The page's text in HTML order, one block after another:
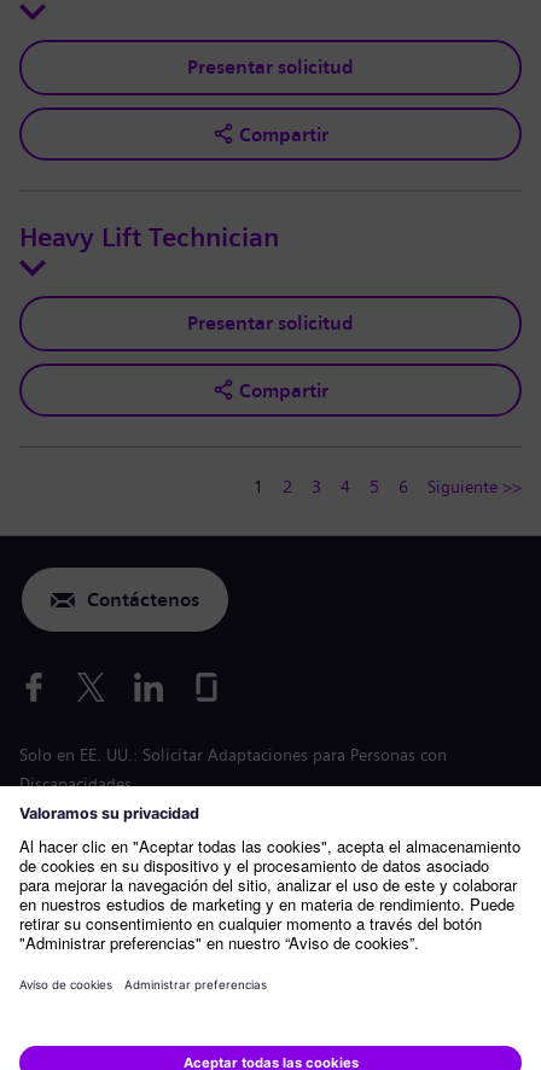
Presentar solicitud
Compartir
Heavy Lift Technician
Presentar solicitud
Compartir
1 2 3 4 5 6 Siguiente >>
Contáctenos
Solo en EE. UU.: Solicitar Adaptaciones para Personas con
Discapacidades
Solicitud para condiciones laborales
siemens-energy.comPágina web global
Información de la empresa
Política de privacidad
Aviso sobre cookies
Condiciones de uso ID digital
AG.